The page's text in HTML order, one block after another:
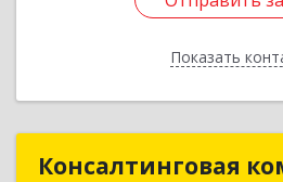
ПоказатьНазад
Консалтинговая